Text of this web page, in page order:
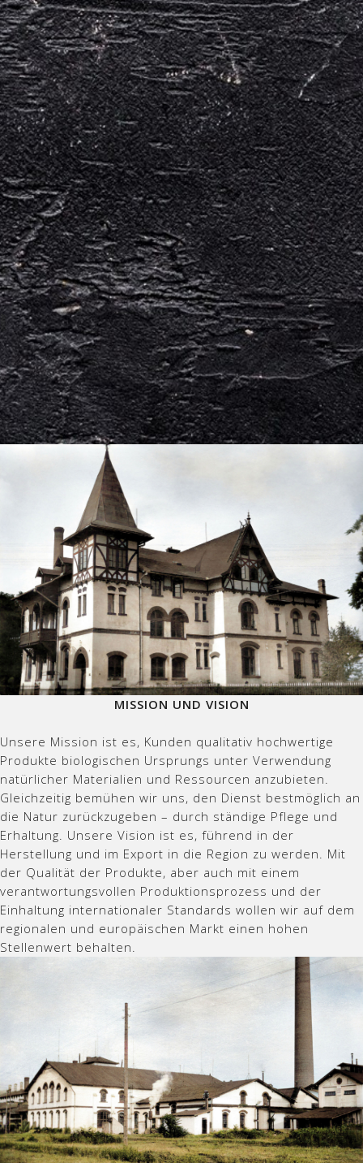
MISSION UND VISION
Unsere Mission ist es, Kunden qualitativ hochwertige
Produkte biologischen Ursprungs unter Verwendung
natürlicher Materialien und Ressourcen anzubieten.
Gleichzeitig bemühen wir uns, den Dienst bestmöglich an
die Natur zurückzugeben – durch ständige Pflege und
Erhaltung. Unsere Vision ist es, führend in der
Herstellung und im Export in die Region zu werden. Mit
der Qualität der Produkte, aber auch mit einem
verantwortungsvollen Produktionsprozess und der
Einhaltung internationaler Standards wollen wir auf dem
regionalen und europäischen Markt einen hohen
Stellenwert behalten.